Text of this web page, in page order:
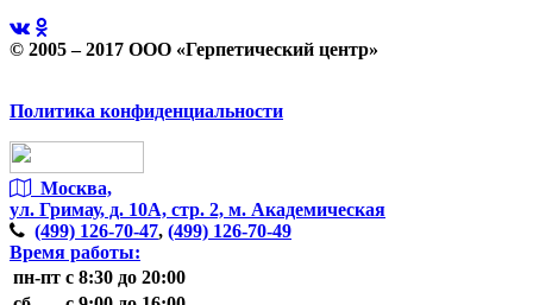
© 2005 – 2017 ООО «Герпетический центр»
Политика конфиденциальности
Москва,
ул. Гримау, д. 10А, стр. 2, м. Академическая
(499) 126-70-47, (499) 126-70-49
Время работы:
пн-пт с 8:30 до 20:00